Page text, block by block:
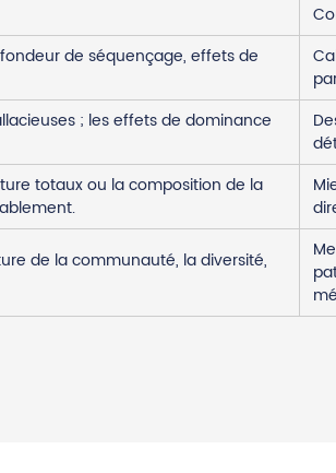
de séquençage, effets de
; les effets de dominance
totaux ou la composition de la
de la communauté, la diversité,